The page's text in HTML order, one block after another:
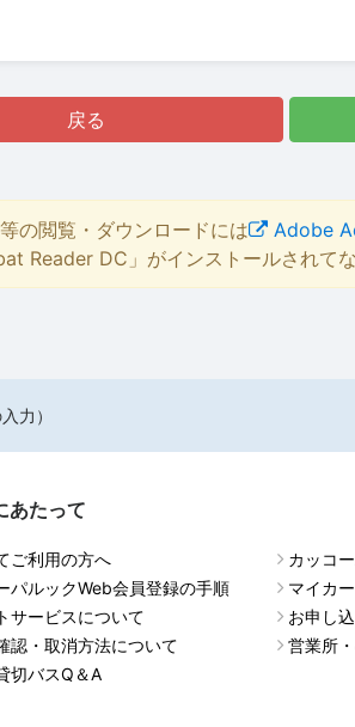
戻る
の閲覧・ダウンロードには Adobe
Reader DC」がインストールされて
力）
あたって
ご利用の方へ
パルックWeb会員登録の手順
サービスについて
認・取消方法について
切バスQ＆A
カッコ
マイカ
お申し
営業所